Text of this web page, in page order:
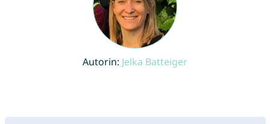
Autorin: Jelka Batteiger